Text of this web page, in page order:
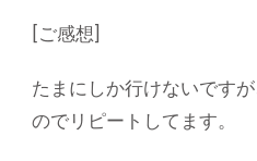
[ご感想]
たまにしか行けないです
のでリピートしてます。